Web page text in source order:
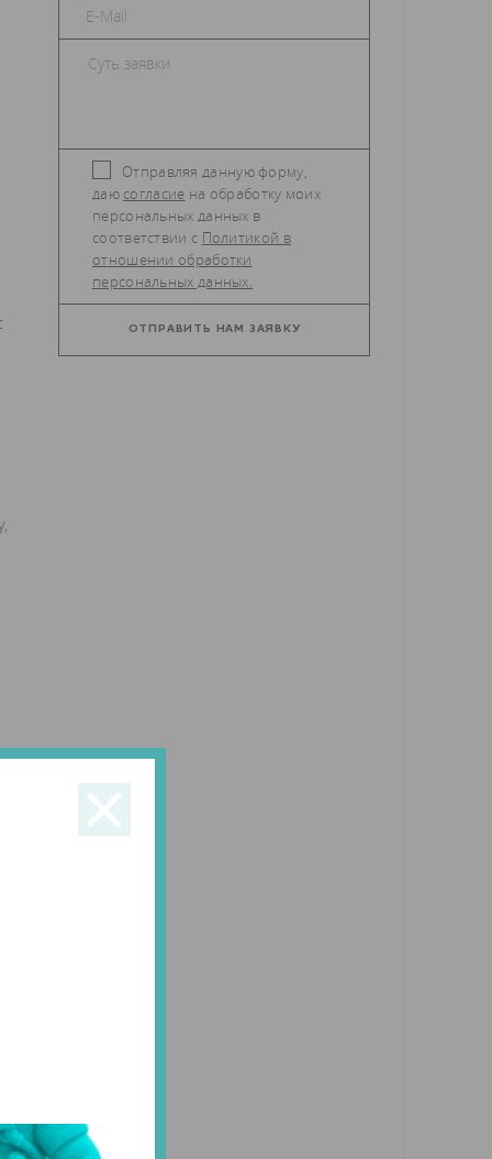
Отправляя данную форму,
даю согласие
персональных данных в
соответствии с Политикой в
отношении обработки
персональных данных.